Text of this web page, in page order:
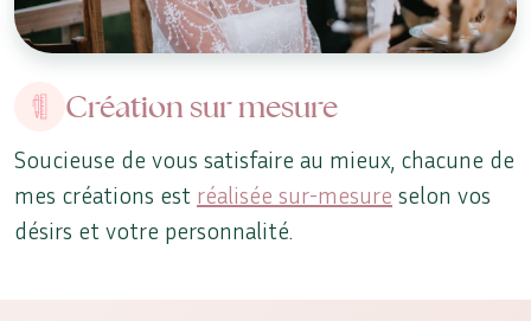
Création sur mesure
Soucieuse de vous satisfaire au mieux, chacune de
mes créations est réalisée sur-mesure selon vos
désirs et votre personnalité.